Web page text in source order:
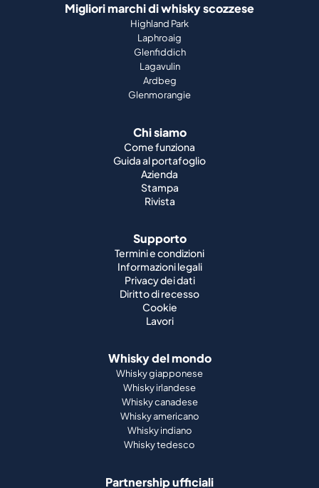
Migliori marchi di whisky scozzese
Highland Park
Laphroaig
Glenfiddich
Lagavulin
Ardbeg
Glenmorangie
Chi siamo
Come funziona
Guida al portafoglio
Azienda
Stampa
Rivista
Supporto
Termini e condizioni
Informazioni legali
Privacy dei dati
Diritto di recesso
Cookie
Lavori
Whisky del mondo
Whisky giapponese
Whisky irlandese
Whisky canadese
Whisky americano
Whisky indiano
Whisky tedesco
Partnership ufficiali